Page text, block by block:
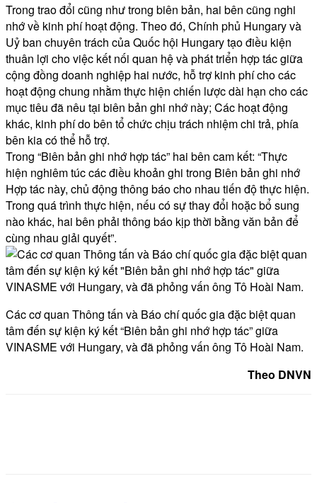
Trong trao đổi cũng như trong biên bản, hai bên cũng nghi
nhớ về kinh phí hoạt động. Theo đó, Chính phủ Hungary và
Uỷ ban chuyên trách của Quốc hội Hungary tạo điều kiện
thuân lợi cho việc kết nối quan hệ và phát triển hợp tác giữa
cộng đồng doanh nghiệp hai nước, hỗ trợ kinh phí cho các
hoạt động chung nhằm thực hiện chiến lược dài hạn cho các
mục tiêu đã nêu tại biên bản ghi nhớ này; Các hoạt động
khác, kinh phí do bên tổ chức chịu trách nhiệm chi trả, phía
bên kia có thể hỗ trợ.
Trong “Biên bản ghi nhớ hợp tác” hai bên cam kết: “Thực
hiện nghiêm túc các điều khoản ghi trong Biên bản ghi nhớ
Hợp tác này, chủ động thông báo cho nhau tiến độ thực hiện.
Trong quá trình thực hiện, nếu có sự thay đổi hoặc bổ sung
nào khác, hai bên phải thông báo kịp thời bằng văn bản để
cùng nhau giải quyết”.
Các cơ quan Thông tấn và Báo chí quốc gia đặc biệt quan
tâm đến sự kiện ký kết “Biên bản ghi nhớ hợp tác” giữa
VINASME với Hungary, và đã phỏng vấn ông Tô Hoài Nam.
Theo DNVN